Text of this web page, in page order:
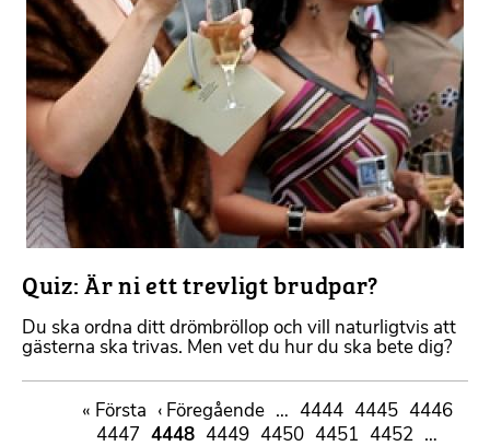
Quiz: Är ni ett trevligt brudpar?
Du ska ordna ditt drömbröllop och vill naturligtvis att
gästerna ska trivas. Men vet du hur du ska bete dig?
Paginering
First
page
« Första
Föregående
sida
‹ Föregående … Sida
4444 Sida
4445 Sida
4446
Sida
4447 Sida
4448 Sida
4449 Sida
4450 Sida
4451 Sida
4452
…